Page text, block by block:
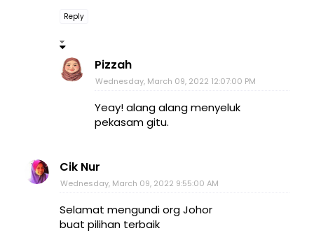
Reply
Pizzah
Wednesday, March 09, 2022 12:07:00 PM
Yeay! alang alang menyeluk
pekasam gitu.
Cik Nur
Wednesday, March 09, 2022 9:55:00 AM
Selamat mengundi org Johor
buat pilihan terbaik